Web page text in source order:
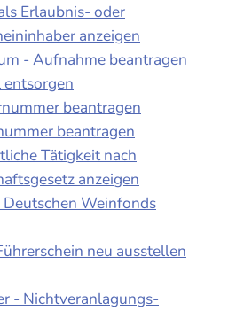
Erlaubnis- oder
anzeigen
- Aufnahme beantragen
beantragen
beantragen
Tätigkeit nach
anzeigen
Weinfonds
neu ausstellen
- Nichtveranlagungs-